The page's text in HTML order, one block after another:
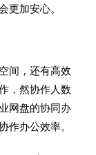
更加安心。
间，还有高效
，然协作人数
网盘的协同办
作办公效率。